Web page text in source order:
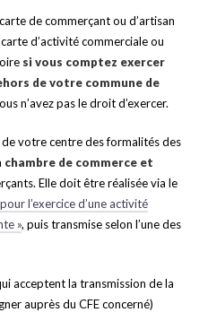
de commerçant ou d’artisan
d’activité commerciale ou
si vous comptez exercer
de votre commune de
n’avez pas le droit d’exercer.
votre centre des formalités des
chambre de commerce et
Elle doit être réalisée via le
l’exercice d’une activité
», puis transmise selon l’une des
acceptent la transmission de la
auprès du CFE concerné)